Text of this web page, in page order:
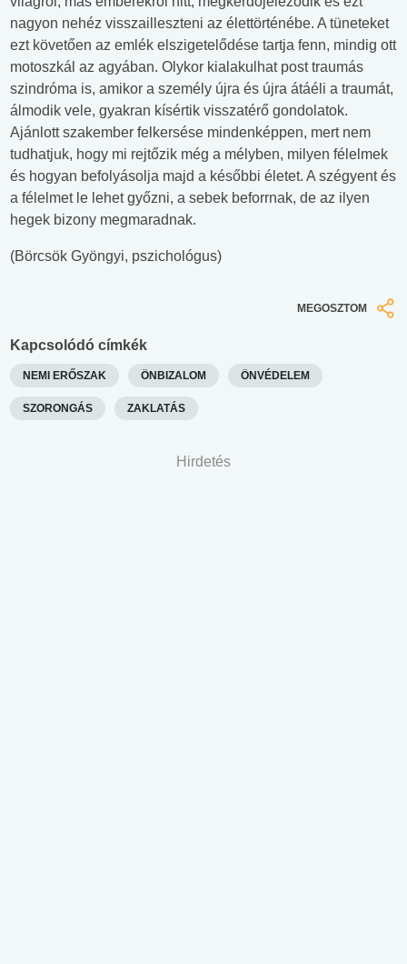
nagyon nehéz visszailleszteni az élettörténébe. A tüneteket
ezt követően az emlék elszigetelődése tartja fenn, mindig ott
motoszkál az agyában. Olykor kialakulhat post traumás
szindróma is, amikor a személy újra és újra átáéli a traumát,
álmodik vele, gyakran kísértik visszatérő gondolatok.
Ajánlott szakember felkersése mindenképpen, mert nem
tudhatjuk, hogy mi rejtőzik még a mélyben, milyen félelmek
és hogyan befolyásolja majd a későbbi életet. A szégyent és
a félelmet le lehet győzni, a sebek beforrnak, de az ilyen
hegek bizony megmaradnak.
(Börcsök Gyöngyi, pszichológus)
MEGOSZTOM
Kapcsolódó címkék
NEMI ERŐSZAK ÖNBIZALOM ÖNVÉDELEM
SZORONGÁS ZAKLATÁS
Hirdetés